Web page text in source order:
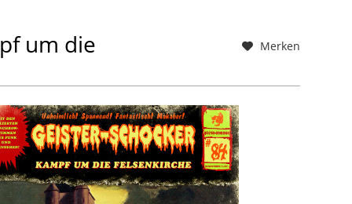
Merken
um die